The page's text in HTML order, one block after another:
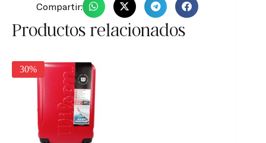
Compartir:
Productos relacionados
30%